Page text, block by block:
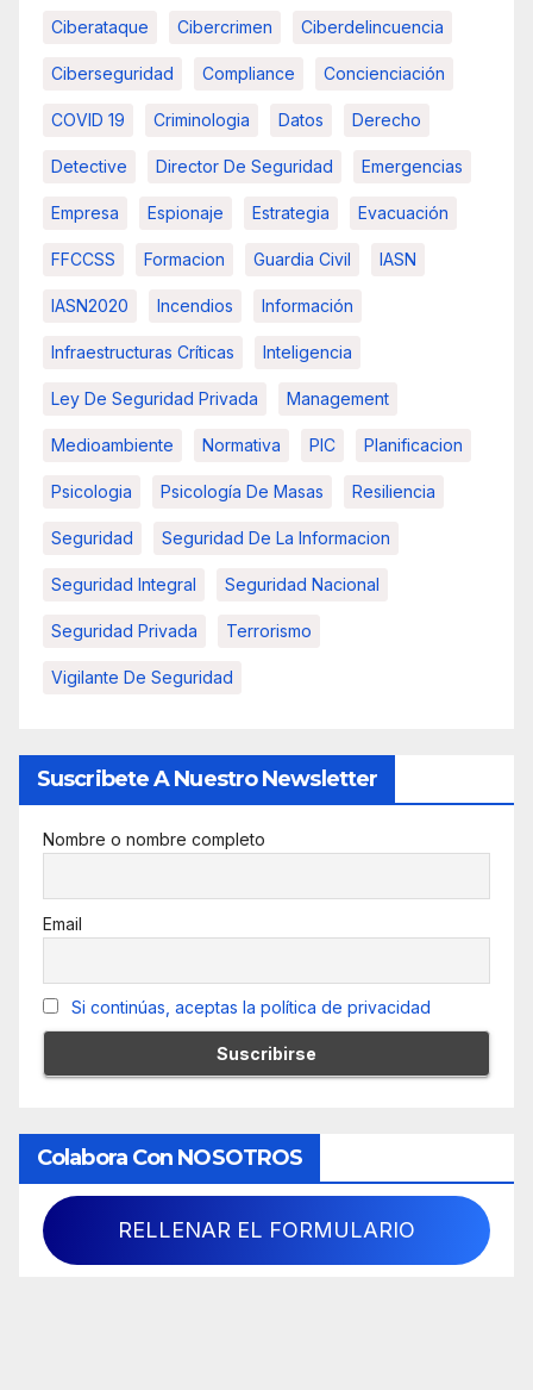
Ciberataque Cibercrimen Ciberdelincuencia
Ciberseguridad Compliance Concienciación
COVID 19 Criminologia Datos Derecho
Detective Director De Seguridad Emergencias
Empresa Espionaje Estrategia Evacuación
FFCCSS Formacion Guardia Civil IASN
IASN2020 Incendios Información
Infraestructuras Críticas Inteligencia
Ley De Seguridad Privada Management
Medioambiente Normativa PIC Planificacion
Psicologia Psicología De Masas Resiliencia
Seguridad Seguridad De La Informacion
Seguridad Integral Seguridad Nacional
Seguridad Privada Terrorismo
Vigilante De Seguridad
Suscribete A Nuestro Newsletter
Nombre o nombre completo
Email
Si continúas, aceptas la política de privacidad
Colabora Con NOSOTROS
RELLENAR EL FORMULARIO